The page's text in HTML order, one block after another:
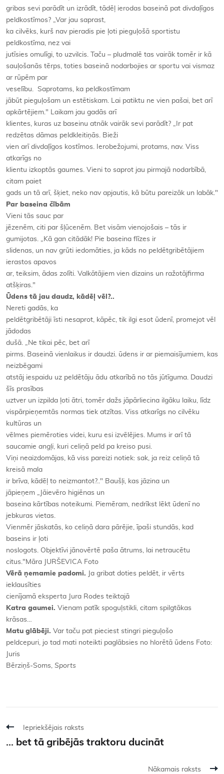
gribas sevi parādīt un izrādīt, tādēļ ierodas baseinā pat divdaļīgos
peldkostīmos? „Var jau saprast,
ka cilvēks, kurš nav pieradis pie ļoti pieguļošā sportistu
peldkostīma, nez vai
jutīsies omulīgi, to uzvilcis. Taču – pludmalē tas vairāk tomēr ir kā
sauļošanās tērps, toties baseinā nodarbojies ar sportu vai vismaz
ar rūpēm par
veselību. Saprotams, ka peldkostīmam
jābūt pieguļošam un estētiskam. Lai patiktu ne vien pašai, bet arī
apkārtējiem." Laikam jau gadās arī
klientes, kuras uz baseinu atnāk vairāk sevi parādīt? „Ir pat
redzētas dāmas peldkleitiņās. Bieži
vien arī divdaļīgos kostīmos. Ierobežojumi, protams, nav. Viss
atkarīgs no
klientu izkoptās gaumes. Vieni to saprot jau pirmajā nodarbībā,
citam paiet
gads un tā arī, šķiet, neko nav apjautis, kā būtu pareizāk un labāk."
Par baseina čībām
Vieni tās sauc par
jēzenēm, citi par šļūcenēm. Bet visām vienojošais – tās ir
gumijotas. „Kā gan citādāk! Pie baseina flīzes ir
slidenas, un nav grūti iedomāties, ja kāds no peldētgribētājiem
ierastos apavos
ar, teiksim, ādas zolīti. Valkātājiem vien dizains un ražotājfirma
atšķiras."
Ūdens tā jau daudz, kādēļ vēl?..
Nereti gadās, ka
peldētgribētāji īsti nesaprot, kāpēc, tik ilgi esot ūdenī, promejot vēl
jādodas
dušā. „Ne tikai pēc, bet arī
pirms. Baseinā vienlaikus ir daudzi. ūdens ir ar piemaisījumiem, kas
neizbēgami
atstāj iespaidu uz peldētāju ādu atkarībā no tās jūtīguma. Daudzi
šīs prasības
uztver un izpilda ļoti ātri, tomēr dažs jāpārliecina ilgāku laiku, līdz
vispārpieņemtās normas tiek atzītas. Viss atkarīgs no cilvēku
kultūras un
vēlmes piemēroties videi, kuru esi izvēlējies. Mums ir arī tā
saucamie angļi , kuri celiņā peld pa kreiso pusi.
Viņi neaizdomājas, kā viss pareizi notiek: sak, ja reiz celiņā tā
kreisā mala
ir brīva, kādēļ to neizmantot?.." Baušļi, kas jāzina un
jāpieņem „Jāievēro higiēnas un
baseina kārtības noteikumi. Piemēram, nedrīkst lēkt ūdenī no
jebkuras vietas.
Vienmēr jāskatās, ko celiņā dara pārējie, īpaši stundās, kad
baseins ir ļoti
noslogots. Objektīvi jānovērtē paša ātrums, lai netraucētu
citus."Māra JURŠEVICA Foto
Vērā ņemamie padomi.
Ja gribat doties peldēt, ir vērts
ieklausīties
cienījamā eksperta Jura Rodes teiktajā
Katra gaumei. Vienam patīk spoguļstikli, citam spilgtākas
krāsas…
Matu glābēji. Var taču pat pieciest stingri pieguļošo
peldcepuri, jo tad mati noteikti paglābsies no hlorētā ūdens Foto:
Juris
Bērziņš-Soms, Sports
Iepriekšējais raksts
... bet tā gribējās traktoru ducināt
Nākamais raksts